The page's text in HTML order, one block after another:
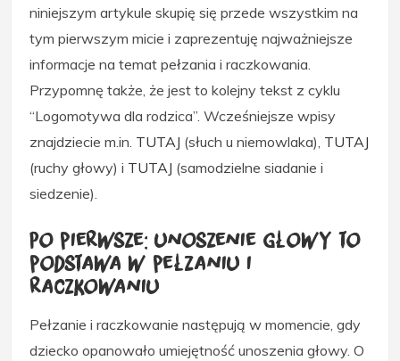
niniejszym artykule skupię się przede wszystkim na
tym pierwszym micie i zaprezentuję najważniejsze
informacje na temat pełzania i raczkowania.
Przypomnę także, że jest to kolejny tekst z cyklu
“Logomotywa dla rodzica”. Wcześniejsze wpisy
znajdziecie m.in. TUTAJ (słuch u niemowlaka), TUTAJ
(ruchy głowy) i TUTAJ (samodzielne siadanie i
siedzenie).
Po pierwsze: unoszenie głowy to
podstawa w pełzaniu i
raczkowaniu
Pełzanie i raczkowanie następują w momencie, gdy
dziecko opanowało umiejętność unoszenia głowy. O